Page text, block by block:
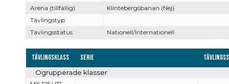
Arena (tillfällig)
Klintebergsbanan (Nej)
Tävlingstyp
Tävlingsstatus
Nationell/Internationell
Tävlingsklass Serie
Ogrupperade klasser